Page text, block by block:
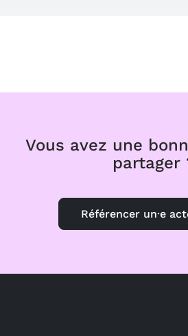
Vous avez une
partager
Référencer un·e